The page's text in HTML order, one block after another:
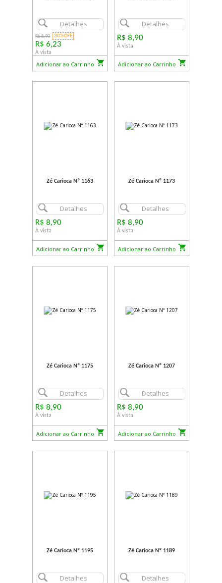
Detalhes
R$ 8,90 30%OFF
R$ 6,23
À vista
Adicionar ao Carrinho
Detalhes
R$ 8,90
À vista
Adicionar ao Carrinho
Zé Carioca Nº 1163
Detalhes
R$ 8,90
À vista
Adicionar ao Carrinho
Zé Carioca Nº 1173
Detalhes
R$ 8,90
À vista
Adicionar ao Carrinho
Zé Carioca Nº 1175
Detalhes
R$ 8,90
À vista
Adicionar ao Carrinho
Zé Carioca Nº 1207
Detalhes
R$ 8,90
À vista
Adicionar ao Carrinho
Zé Carioca Nº 1195
Detalhes
Zé Carioca Nº 1189
Detalhes